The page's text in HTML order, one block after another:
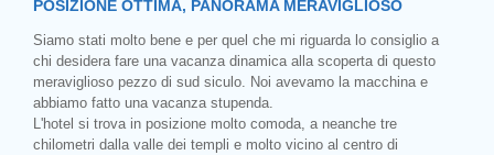
POSIZIONE OTTIMA, PANORAMA MERAVIGLIOSO
Siamo stati molto bene e per quel che mi riguarda lo consiglio a
chi desidera fare una vacanza dinamica alla scoperta di questo
meraviglioso pezzo di sud siculo. Noi avevamo la macchina e
abbiamo fatto una vacanza stupenda.
L'hotel si trova in posizione molto comoda, a neanche tre
chilometri dalla valle dei templi e molto vicino al centro di